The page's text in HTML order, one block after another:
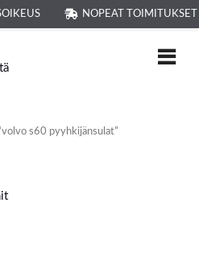
NOPEAT
s60 pyyhkijänsulat”